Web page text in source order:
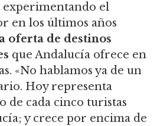
experimentando el
en los últimos años
oferta de destinos
que Andalucía ofrece en
«No hablamos ya de un
Hoy representa
de cada cinco turistas
y crece por encima de